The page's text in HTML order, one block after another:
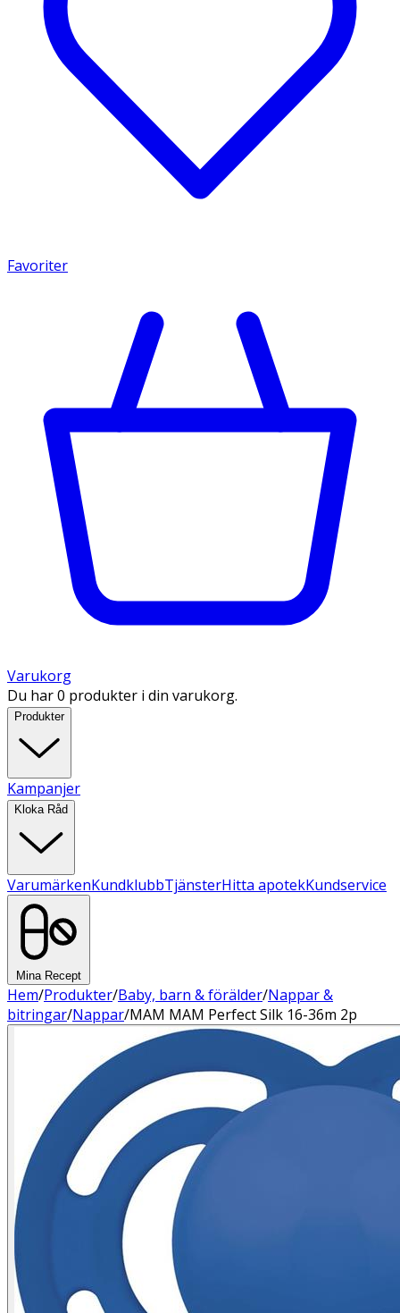
Favoriter
Varukorg
Du har 0 produkter i din varukorg.
Produkter
Kampanjer
Kloka Råd
VarumärkenKundklubbTjänsterHitta apotekKundservice
Mina Recept
Hem/Produkter/Baby, barn & förälder/Nappar &
bitringar/Nappar/MAM MAM Perfect Silk 16-36m 2p